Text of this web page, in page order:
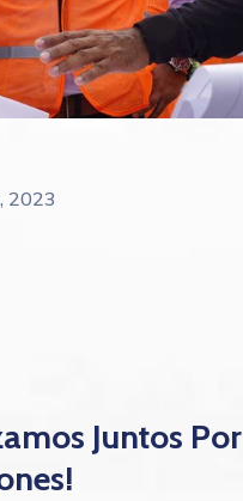
2023
Juntos Por